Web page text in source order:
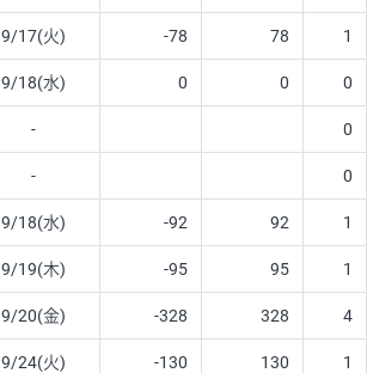
9/17(火) -78 78 1
9/18(水) 0 0 0
- 0
- 0
9/18(水) -92 92 1
9/19(木) -95 95 1
9/20(金) -328 328 4
9/24(火) -130 130 1